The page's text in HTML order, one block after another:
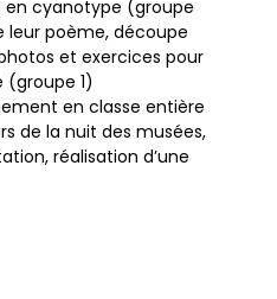
en cyanotype (groupe
leur poème, découpe
et exercices pour
1)
en classe entière
de la nuit des musées,
réalisation d’une